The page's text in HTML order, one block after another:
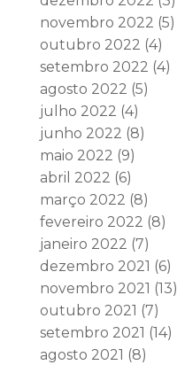
novembro 2022 (5)
outubro 2022 (4)
setembro 2022 (4)
agosto 2022 (5)
julho 2022 (4)
junho 2022 (8)
maio 2022 (9)
abril 2022 (6)
março 2022 (8)
fevereiro 2022 (8)
janeiro 2022 (7)
dezembro 2021 (6)
novembro 2021 (13)
outubro 2021 (7)
setembro 2021 (14)
agosto 2021 (8)